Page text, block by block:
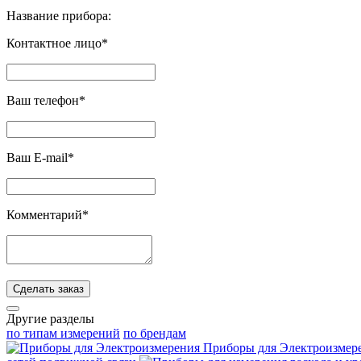
Название прибора:
Контактное лицо*
Ваш телефон*
Ваш E-mail*
Комментарий*
Сделать заказ
Другие разделы
по типам измерений по брендам
Приборы для